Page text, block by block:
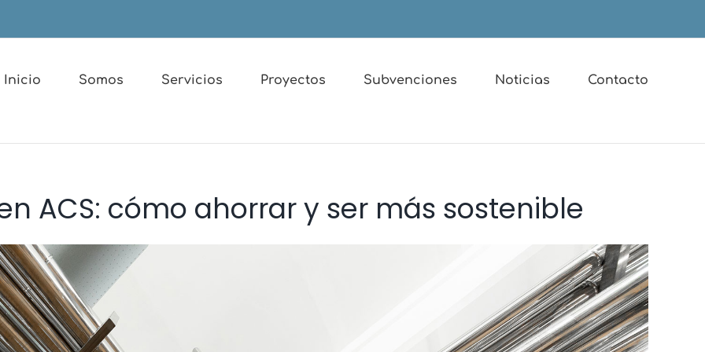
Inicio Somos Servicios Proyectos Subvenciones Noticias Contacto
ACS: cómo ahorrar y ser más sostenible